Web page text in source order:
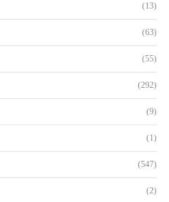
(13)
(63)
(55)
(292)
(9)
(1)
(547)
(2)